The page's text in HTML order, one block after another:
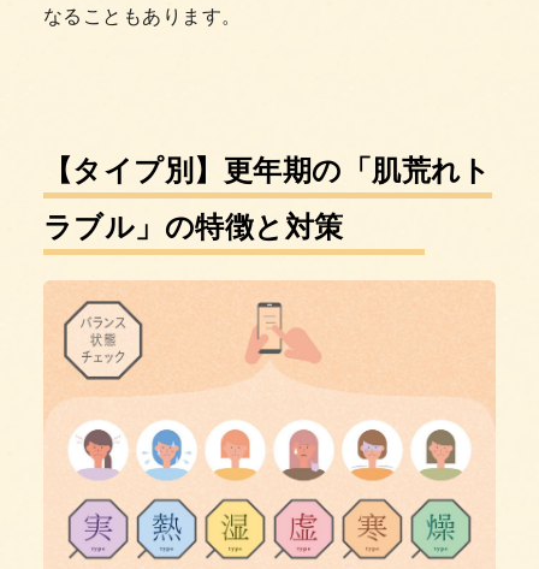
なることもあります。
【タイプ別】更年期の「肌荒れト
ラブル」の特徴と対策